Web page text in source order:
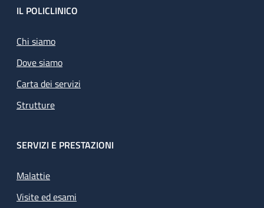
Footer
IL POLICLINICO
Chi siamo
Dove siamo
Carta dei servizi
Strutture
SERVIZI E PRESTAZIONI
Malattie
Visite ed esami